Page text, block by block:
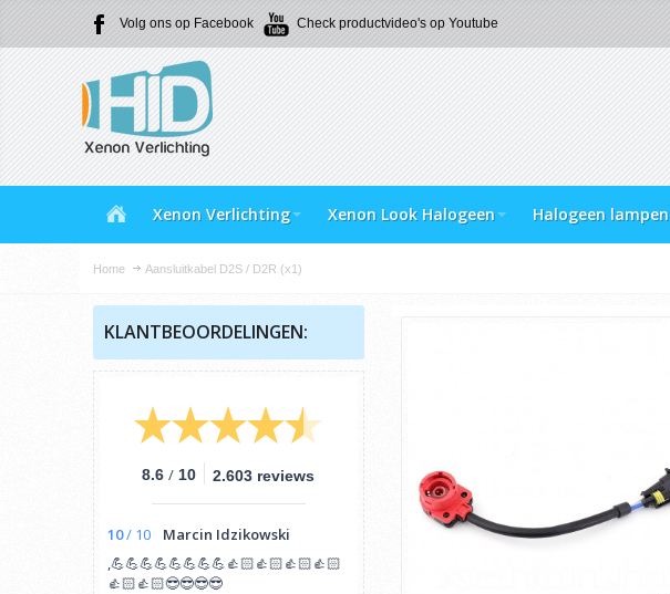
Volg ons op Facebook Check productvideo's op Youtube
Xenon Verlichting Xenon Look Halogeen Halogeen lampen
Home Aansluitkabel D2S / D2R (x1)
KLANTBEOORDELINGEN:
8.6 / 10 2.603 reviews
10/ 10
Marcin Idzikowski
,💪💪💪💪💪💪💪💪👍🏻👍🏻👍🏻👍🏻
👍🏻👍🏻😎😎😎😎